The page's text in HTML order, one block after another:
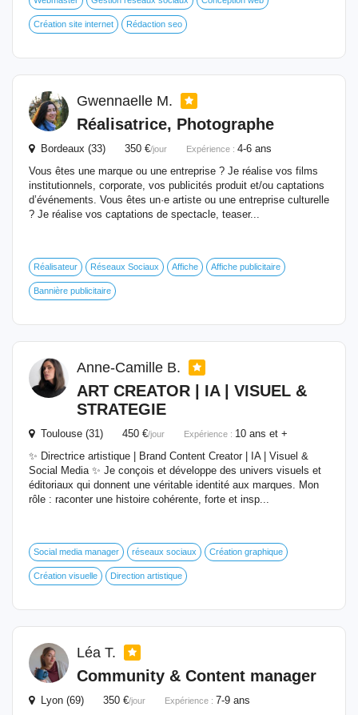
Création site internet Rédaction seo
Gwennaelle M.
Réalisatrice, Photographe
Bordeaux (33) 350 €/jour Expérience : 4-6 ans
Vous êtes une marque ou une entreprise ? Je réalise vos films
institutionnels, corporate, vos publicités produit et/ou captations
d’événements. Vous êtes un·e artiste ou une entreprise culturelle
? Je réalise vos captations de spectacle, teaser...
Réalisateur Réseaux Sociaux Affiche Affiche publicitaire
Bannière publicitaire
Anne-Camille B.
ART CREATOR | IA | VISUEL &
STRATEGIE
Toulouse (31) 450 €/jour Expérience : 10 ans et +
✨ Directrice artistique | Brand Content Creator | IA | Visuel &
Social Media ✨ Je conçois et développe des univers visuels et
éditoriaux qui donnent une véritable identité aux marques. Mon
rôle : raconter une histoire cohérente, forte et insp...
Social media manager réseaux sociaux Création graphique
Création visuelle Direction artistique
Léa T.
Community & Content manager
Lyon (69) 350 €/jour Expérience : 7-9 ans